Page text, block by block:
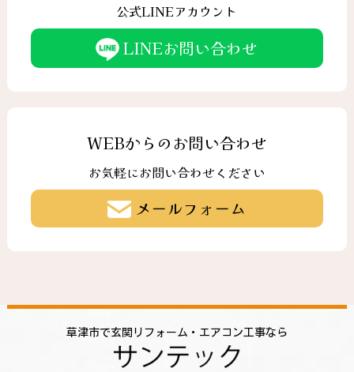
公式LINEアカウント
LINEお問い合わせ
WEBからのお問い合わせ
お気軽にお問い合わせください
メールフォーム
草津市で玄関リフォーム・エアコン工事なら